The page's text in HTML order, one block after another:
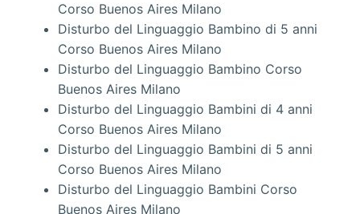
Corso Buenos Aires Milano
Disturbo del Linguaggio Bambino di 5 anni
Corso Buenos Aires Milano
Disturbo del Linguaggio Bambino Corso
Buenos Aires Milano
Disturbo del Linguaggio Bambini di 4 anni
Corso Buenos Aires Milano
Disturbo del Linguaggio Bambini di 5 anni
Corso Buenos Aires Milano
Disturbo del Linguaggio Bambini Corso
Buenos Aires Milano